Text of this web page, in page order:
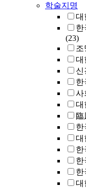
학술지명
대
한
(23)
조
대
신
한
사
대
臨
한
대
한
한
한
대